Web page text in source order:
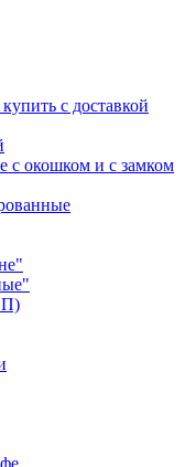
с доставкой
с окошком и с замком